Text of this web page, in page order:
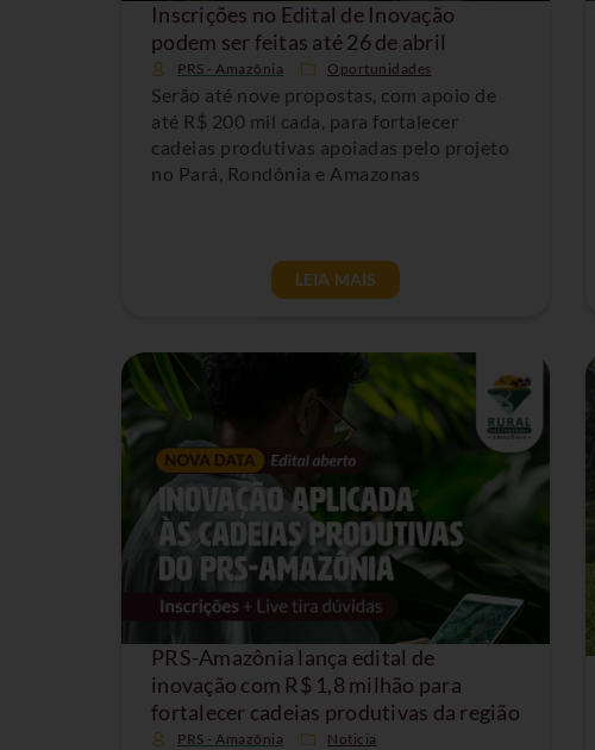
Inscrições no Edital de Inovação
podem ser feitas até 26 de abril
PRS - Amazônia Oportunidades
Serão até nove propostas, com apoio de
até R$ 200 mil cada, para fortalecer
cadeias produtivas apoiadas pelo projeto
no Pará, Rondônia e Amazonas
LEIA MAIS
PRS-Amazônia lança edital de
inovação com R$ 1,8 milhão para
fortalecer cadeias produtivas da região
PRS - Amazônia Noticia